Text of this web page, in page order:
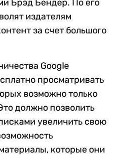
Брэд Бендер. По его
издателям
за счет большого
Google
просматривать
возможно только
должно позволить
увеличить свою
которые они